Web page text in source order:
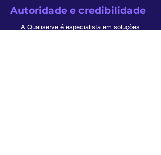
Autoridade e credibilidade
A Qualiserve é especialista em soluções